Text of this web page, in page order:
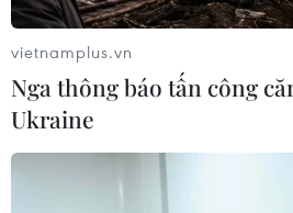
vietnamplus.vn
Nga thông báo tấn công
Ukraine